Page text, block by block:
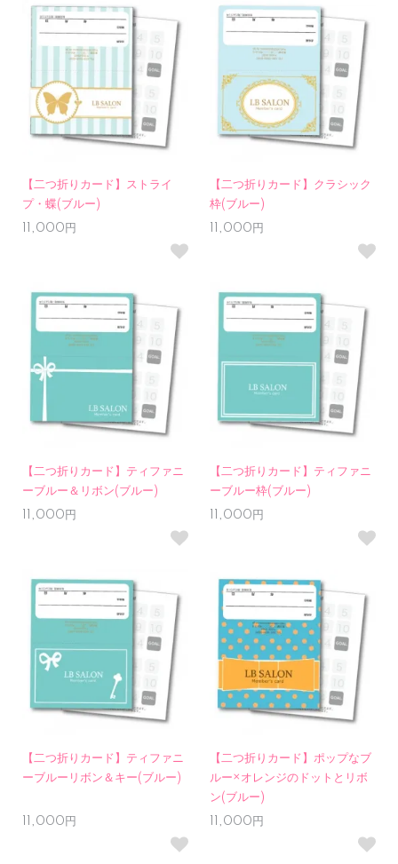
【二つ折りカード】ストライ
プ・蝶(ブルー)
11,000円
【二つ折りカード】クラシック
枠(ブルー)
11,000円
【二つ折りカード】ティファニ
ーブルー＆リボン(ブルー)
11,000円
【二つ折りカード】ティファニ
ーブルー枠(ブルー)
11,000円
【二つ折りカード】ティファニ
ーブルーリボン＆キー(ブルー)
11,000円
【二つ折りカード】ポップなブ
ルー×オレンジのドットとリボ
ン(ブルー)
11,000円